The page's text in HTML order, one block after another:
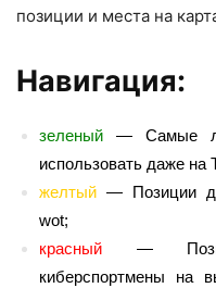
позиции и места на
Навигация:
зеленый — Самые
использовать даже на
желтый — Позиции
wot;
красный —
киберспортмены на